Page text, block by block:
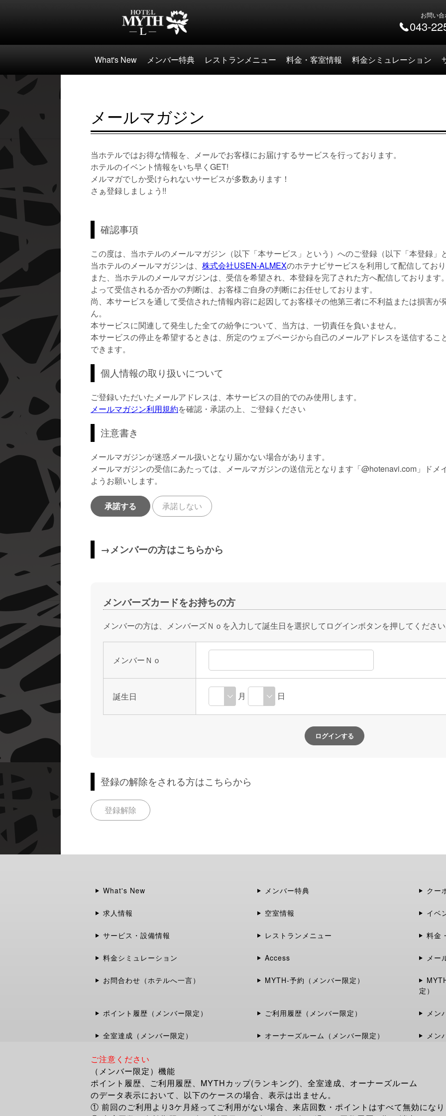
お問い合
043-
What's New メンバー特典 レストランメニュー 料金・客室情報 料金シミュレーション
メールマガジン
当ホテルではお得な情報を、メールでお客様にお届けするサービスを行っております。
ホテルのイベント情報をいち早くGET!
メルマガでしか受けられないサービスが多数あります！
さぁ登録しましょう!!
確認事項
この度は、当ホテルのメールマガジン（以下「本サービス」という）へのご登録（以下「本登録
当ホテルのメールマガジンは、 株式会社USEN-ALMEXのホテナビサービスを利用して配信してお
また、当ホテルのメールマガジンは、受信を希望され、本登録を完了された方へ配信しております
よって受信されるか否かの判断は、お客様ご自身の判断にお任せしております。
尚、本サービスを通して受信された情報内容に起因してお客様その他第三者に不利益または損害
ん。
本サービスに関連して発生した全ての紛争について、当方は、一切責任を負いません。
本サービスの停止を希望するときは、所定のウェブページから自己のメールアドレスを送信する
できます。
個人情報の取り扱いについて
ご登録いただいたメールアドレスは、本サービスの目的でのみ使用します。
メールマガジン利用規約を確認・承諾の上、ご登録ください
注意書き
メールマガジンが迷惑メール扱いとなり届かない場合があります。
メールマガジンの受信にあたっては、メールマガジンの送信元となります「@hotenavi.com」ド
ようお願いします。
承諾する 承諾しない
→メンバーの方はこちらから
メンバーズカードをお持ちの方
メンバーの方は、メンバーズＮｏを入力して誕生日を選択してログインボタンを押してくださ
メンバーＮｏ
誕生日 月 日
登録の解除をされる方はこちらから
登録解除
What's New メンバー特典 クー
求人情報 空室情報 イベ
サービス・設備情報 レストランメニュー 料金
料金シミュレーション Access メー
お問合わせ（ホテルへ一言） MYTH-予約（メンバー限定）
定）
ポイント履歴（メンバー限定） ご利用履歴（メンバー限定） メン
全室達成（メンバー限定） オーナーズルーム（メンバー限定） メン
ご注意ください
（メンバー限定）機能
ポイント履歴、ご利用履歴、MYTHカップ(ランキング)、全室達成、オーナーズルーム
のデータ表示において、以下のケースの場合、表示は出ません。
① 前回のご利用より3ケ月経ってご利用がない場合、来店回数・ポイントはすべて無効にな